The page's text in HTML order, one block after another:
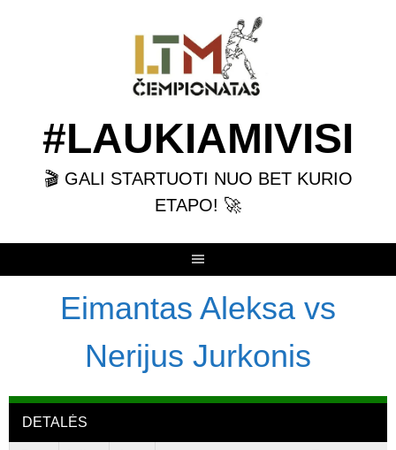
#LAUKIAMIVISI
🎬 GALI STARTUOTI NUO BET KURIO
ETAPO! 🚀
Eimantas Aleksa vs
Nerijus Jurkonis
DETALĖS